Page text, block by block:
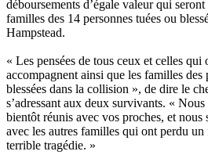
déboursements d’égale valeur qui
familles des 14 personnes tuées ou
Hampstead.
« Les pensées de tous ceux et celles
accompagnent ainsi que les familles des
blessées dans la collision », de dire le
s’adressant aux deux survivants. «
bientôt réunis avec vos proches, et
avec les autres familles qui ont perdu
terrible tragédie. »